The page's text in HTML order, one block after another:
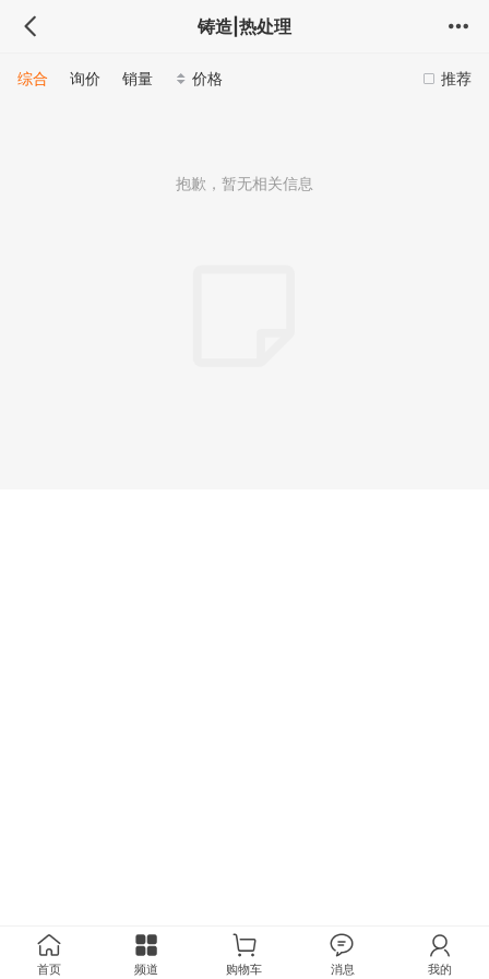
铸造|热处理
推荐
综合 询价 销量 价格
抱歉，暂无相关信息
首页 频道 购物车 消息 我的